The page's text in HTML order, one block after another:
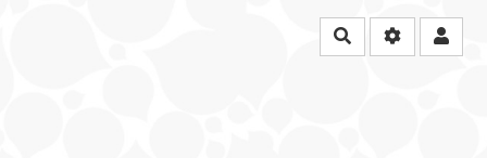
Rechercher